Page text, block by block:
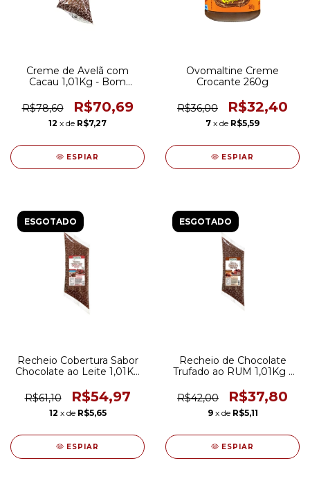
Creme de Avelã com
Cacau 1,01Kg - Bom
R$78,60
R$70,69
12 x de R$7,27
ESPIAR
Ovomaltine Creme
Crocante 260g
R$36,00 R$32,40
7 x de R$5,59
ESPIAR
ESGOTADO
Recheio Cobertura Sabor
Chocolate ao Leite 1,01Kg
R$61,10
R$54,97
12 x de R$5,65
ESPIAR
ESGOTADO
Recheio de Chocolate
Trufado ao RUM 1,01Kg -
R$42,00
R$37,80
9 x de R$5,11
ESPIAR